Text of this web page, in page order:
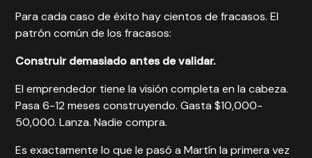
Para cada caso de éxito hay cientos de fracasos. El
patrón común de los fracasos:
Construir demasiado antes de validar.
El emprendedor tiene la visión completa en la cabeza.
Pasa 6-12 meses construyendo. Gasta $10,000-
50,000. Lanza. Nadie compra.
Es exactamente lo que le pasó a Martín la primera vez